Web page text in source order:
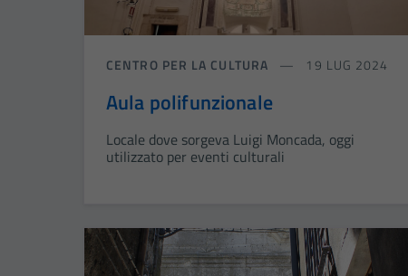
CENTRO PER LA CULTURA 19 LUG 2024
Aula polifunzionale
Locale dove sorgeva Luigi Moncada, oggi
utilizzato per eventi culturali